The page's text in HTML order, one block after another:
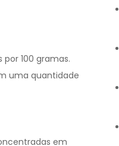
100 gramas.
uma quantidade
em